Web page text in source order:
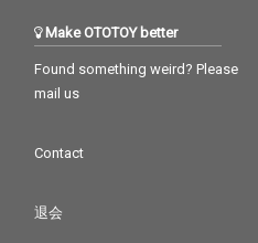
Make OTOTOY better
Found something weird? Please
mail us
Contact
退会